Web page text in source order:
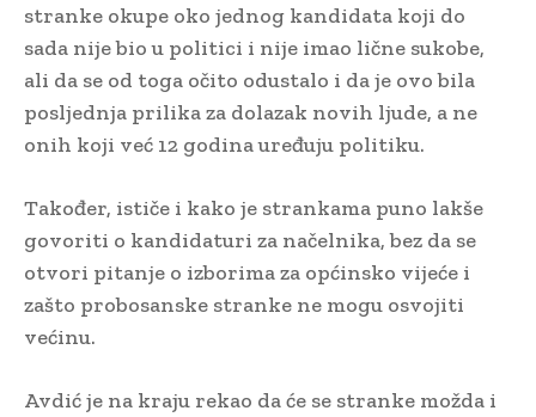
stranke okupe oko jednog kandidata koji do
sada nije bio u politici i nije imao lične sukobe,
ali da se od toga očito odustalo i da je ovo bila
posljednja prilika za dolazak novih ljude, a ne
onih koji već 12 godina uređuju politiku.
Također, ističe i kako je strankama puno lakše
govoriti o kandidaturi za načelnika, bez da se
otvori pitanje o izborima za općinsko vijeće i
zašto probosanske stranke ne mogu osvojiti
većinu.
Avdić je na kraju rekao da će se stranke možda i